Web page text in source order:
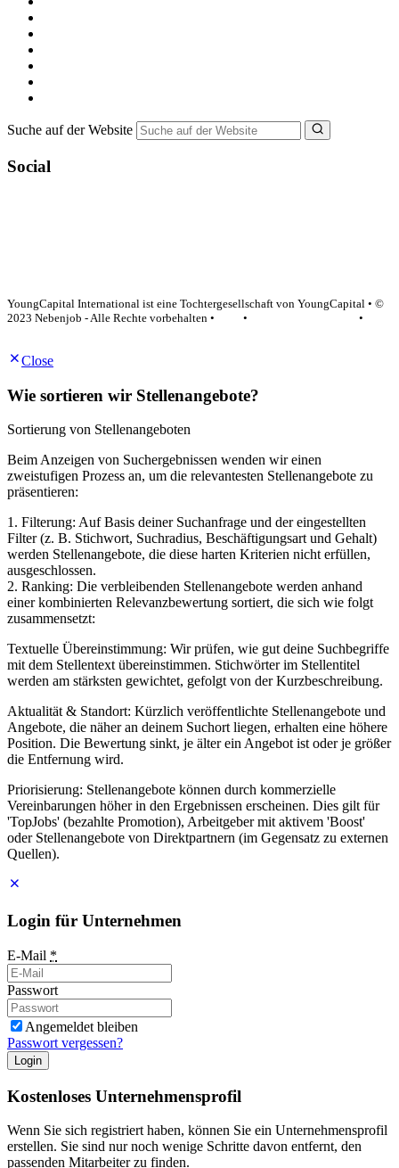
Suche auf der Website
Social
YoungCapital International ist eine Tochtergesellschaft von YoungCapital • ©
2023 Nebenjob - Alle Rechte vorbehalten •
•
•
Close
Wie sortieren wir Stellenangebote?
Sortierung von Stellenangeboten
Beim Anzeigen von Suchergebnissen wenden wir einen
zweistufigen Prozess an, um die relevantesten Stellenangebote zu
präsentieren:
1. Filterung: Auf Basis deiner Suchanfrage und der eingestellten
Filter (z. B. Stichwort, Suchradius, Beschäftigungsart und Gehalt)
werden Stellenangebote, die diese harten Kriterien nicht erfüllen,
ausgeschlossen.
2. Ranking: Die verbleibenden Stellenangebote werden anhand
einer kombinierten Relevanzbewertung sortiert, die sich wie folgt
zusammensetzt:
Textuelle Übereinstimmung: Wir prüfen, wie gut deine Suchbegriffe
mit dem Stellentext übereinstimmen. Stichwörter im Stellentitel
werden am stärksten gewichtet, gefolgt von der Kurzbeschreibung.
Aktualität & Standort: Kürzlich veröffentlichte Stellenangebote und
Angebote, die näher an deinem Suchort liegen, erhalten eine höhere
Position. Die Bewertung sinkt, je älter ein Angebot ist oder je größer
die Entfernung wird.
Priorisierung: Stellenangebote können durch kommerzielle
Vereinbarungen höher in den Ergebnissen erscheinen. Dies gilt für
'TopJobs' (bezahlte Promotion), Arbeitgeber mit aktivem 'Boost'
oder Stellenangebote von Direktpartnern (im Gegensatz zu externen
Quellen).
Login für Unternehmen
E-Mail *
Passwort
Angemeldet bleiben
Passwort vergessen?
Login
Kostenloses Unternehmensprofil
Wenn Sie sich registriert haben, können Sie ein Unternehmensprofil
erstellen. Sie sind nur noch wenige Schritte davon entfernt, den
passenden Mitarbeiter zu finden.